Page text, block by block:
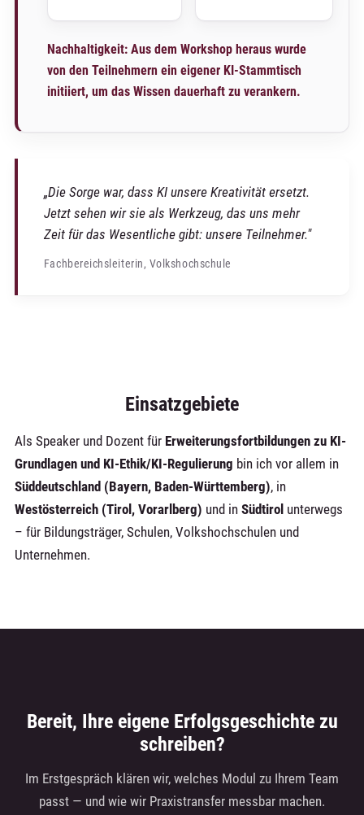
Nachhaltigkeit: Aus dem Workshop heraus wurde
von den Teilnehmern ein eigener KI-Stammtisch
initiiert, um das Wissen dauerhaft zu verankern.
„Die Sorge war, dass KI unsere Kreativität ersetzt.
Jetzt sehen wir sie als Werkzeug, das uns mehr
Zeit für das Wesentliche gibt: unsere Teilnehmer."
Fachbereichsleiterin, Volkshochschule
Einsatzgebiete
Als Speaker und Dozent für Erweiterungsfortbildungen zu KI-
Grundlagen und KI-Ethik/KI-Regulierung bin ich vor allem in
Süddeutschland (Bayern, Baden-Württemberg), in
Westösterreich (Tirol, Vorarlberg) und in Südtirol unterwegs
– für Bildungsträger, Schulen, Volkshochschulen und
Unternehmen.
Bereit, Ihre eigene Erfolgsgeschichte zu
schreiben?
Im Erstgespräch klären wir, welches Modul zu Ihrem Team
passt — und wie wir Praxistransfer messbar machen.